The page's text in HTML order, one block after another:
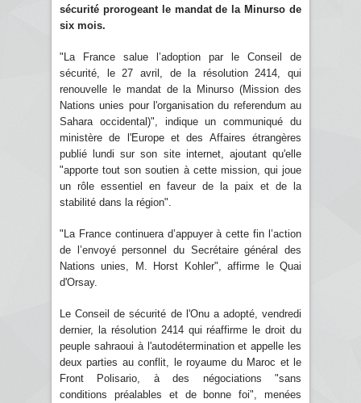
sécurité prorogeant le mandat de la Minurso de
six mois.
"La France salue l’adoption par le Conseil de
sécurité, le 27 avril, de la résolution 2414, qui
renouvelle le mandat de la Minurso (Mission des
Nations unies pour l'organisation du referendum au
Sahara occidental)", indique un communiqué du
ministère de l'Europe et des Affaires étrangères
publié lundi sur son site internet, ajoutant qu'elle
"apporte tout son soutien à cette mission, qui joue
un rôle essentiel en faveur de la paix et de la
stabilité dans la région".
"La France continuera d’appuyer à cette fin l’action
de l’envoyé personnel du Secrétaire général des
Nations unies, M. Horst Kohler", affirme le Quai
d'Orsay.
Le Conseil de sécurité de l'Onu a adopté, vendredi
dernier, la résolution 2414 qui réaffirme le droit du
peuple sahraoui à l'autodétermination et appelle les
deux parties au conflit, le royaume du Maroc et le
Front Polisario, à des négociations "sans
conditions préalables et de bonne foi", menées